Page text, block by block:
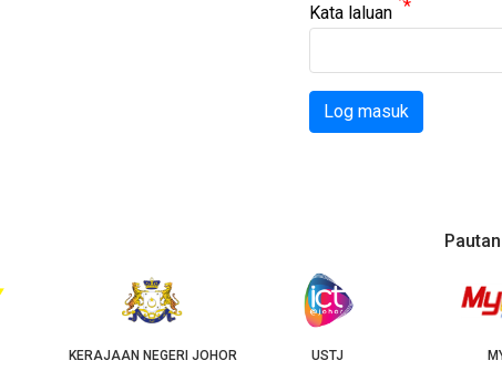
Kata laluan
Log masuk
KERAJAAN NEGERI JOHOR USTJ